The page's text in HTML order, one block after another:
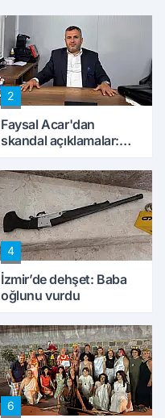
2
Faysal Acar'dan
skandal açıklamalar:
peynircilerimizi de
kıskaca aldı, müdahale
ettik'
4
İzmir’de dehşet: Baba
oğlunu vurdu
6